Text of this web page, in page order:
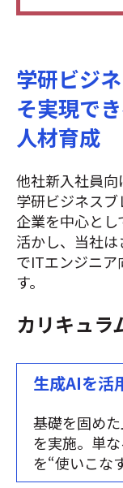
学研ビジ
そ実現で
人材育成
他社新入社員向
学研ビジネス
企業を中心と
活かし、当社
でITエンジニア
す。
カリキュラ
生成AIを活
基礎を固め
を実施。単
を“使いこな